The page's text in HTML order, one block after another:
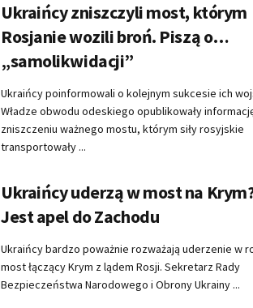
Ukraińcy zniszczyli most, którym
Rosjanie wozili broń. Piszą o…
„samolikwidacji”
Ukraińcy poinformowali o kolejnym sukcesie ich
Władze obwodu odeskiego opublikowały
zniszczeniu ważnego mostu, którym siły rosyjskie
transportowały ...
Ukraińcy uderzą w most na
Jest apel do Zachodu
Ukraińcy bardzo poważnie rozważają uderzenie w
most łączący Krym z lądem Rosji. Sekretarz Rady
Bezpieczeństwa Narodowego i Obrony Ukrainy ...